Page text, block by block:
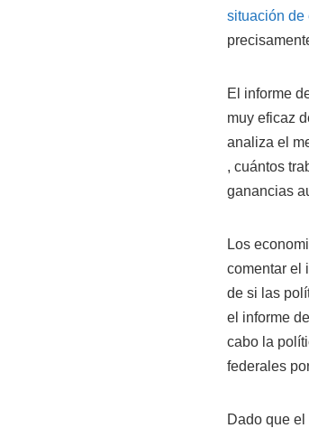
situación de
El informe
muy eficaz
analiza el
, cuántos
ganancias
Los
comentar el
de si las
el informe
cabo la
federales
Dado que